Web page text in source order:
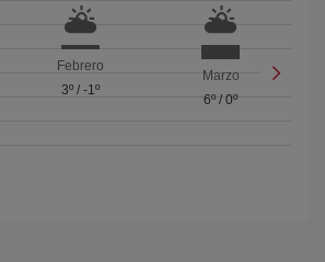
Febrero
3º/ -1º
Marzo
6º/0º